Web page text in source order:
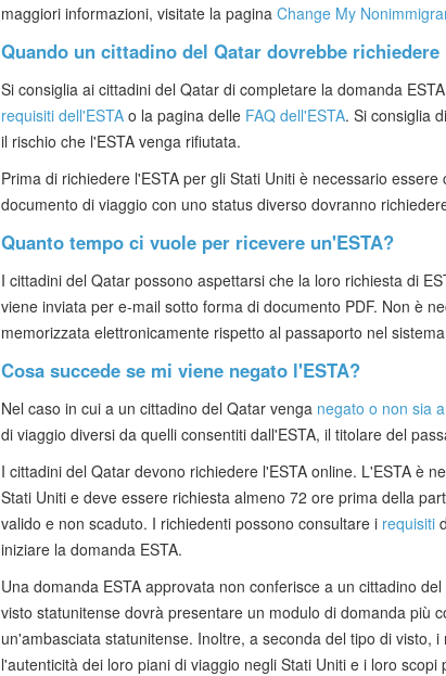
maggiori informazioni, visitate la pagina Change My
Quando un cittadino del Qatar dovrebbe richiedere
Si consiglia ai cittadini del Qatar di completare la domanda
requisiti dell'ESTA o la pagina delle FAQ dell'ESTA. Si consiglia
il rischio che l'ESTA venga rifiutata.
Prima di richiedere l'ESTA per gli Stati Uniti è necessario
documento di viaggio con uno status diverso dovranno
Quanto tempo ci vuole per ricevere un'ESTA?
I cittadini del Qatar possono aspettarsi che la loro richiesta di
viene inviata per e-mail sotto forma di documento PDF. Non è
memorizzata elettronicamente rispetto al passaporto nel
Cosa succede se mi viene negato l'ESTA?
Nel caso in cui a un cittadino del Qatar venga negato o non sia
di viaggio diversi da quelli consentiti dall'ESTA, il titolare del
I cittadini del Qatar devono richiedere l'ESTA online. L'ESTA è
Stati Uniti e deve essere richiesta almeno 72 ore prima della
valido e non scaduto. I richiedenti possono consultare i requisiti
iniziare la domanda ESTA.
Una domanda ESTA approvata non conferisce a un cittadino
visto statunitense dovrà presentare un modulo di domanda più
un'ambasciata statunitense. Inoltre, a seconda del tipo di
l'autenticità dei loro piani di viaggio negli Stati Uniti e i loro scopi